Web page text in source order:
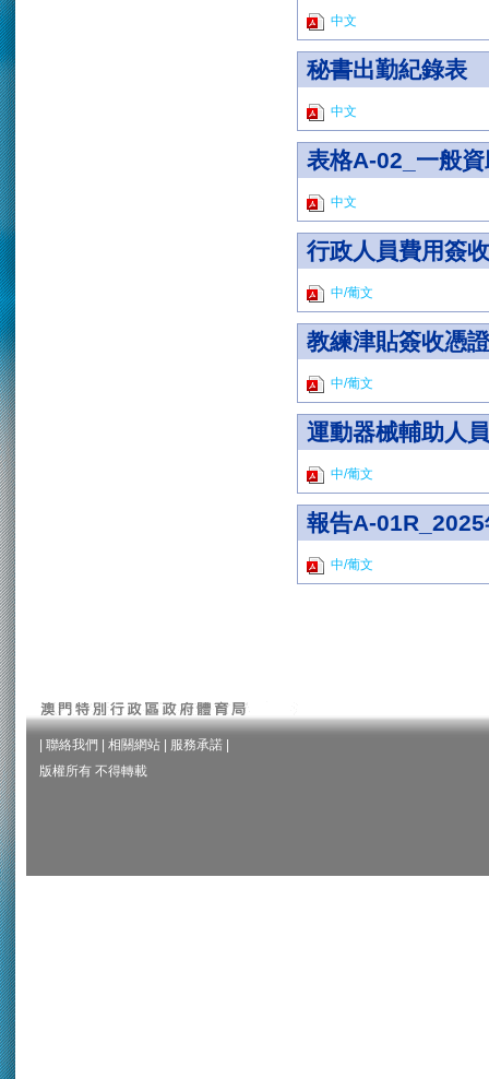
中文
秘書出勤紀錄表
中文
表格A-02_一般
中文
行政人員費用簽
中/葡文
教練津貼簽收憑證
中/葡文
運動器械輔助人
中/葡文
報告A-
中/葡文
聯絡我們 相關網站 服務承諾
版權所有 不得轉載